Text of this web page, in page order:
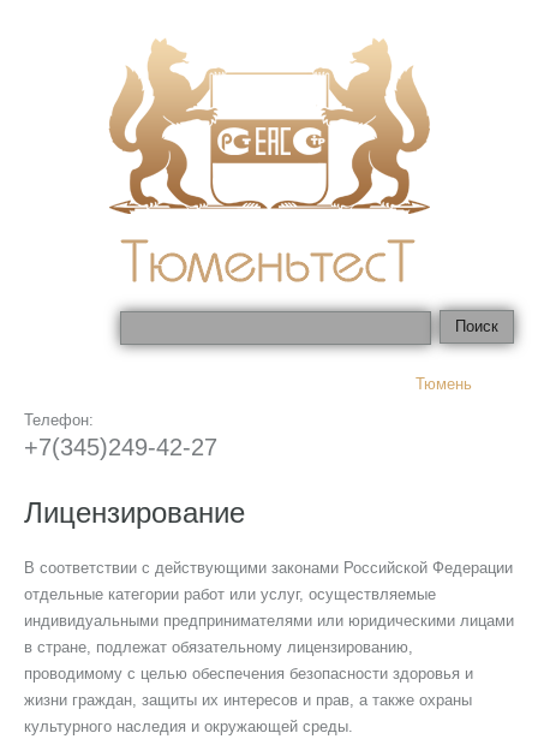
Тюмень
Телефон:
+7(345)249-42-27
Лицензирование
В соответствии с действующими законами Российской Федерации
отдельные категории работ или услуг, осуществляемые
индивидуальными предпринимателями или юридическими лицами
в стране, подлежат обязательному лицензированию,
проводимому с целью обеспечения безопасности здоровья и
жизни граждан, защиты их интересов и прав, а также охраны
культурного наследия и окружающей среды.